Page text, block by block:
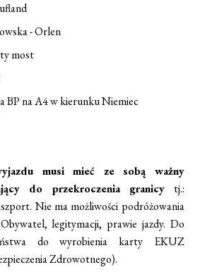
- Orlen
most
BP na A4 w kierunku Niemiec
musi mieć ze sobą ważny
do przekroczenia granicy tj.:
Nie ma możliwości podróżowania
legitymacji, prawie jazdy. Do
do wyrobienia karty EKUZ
Zdrowotnego).